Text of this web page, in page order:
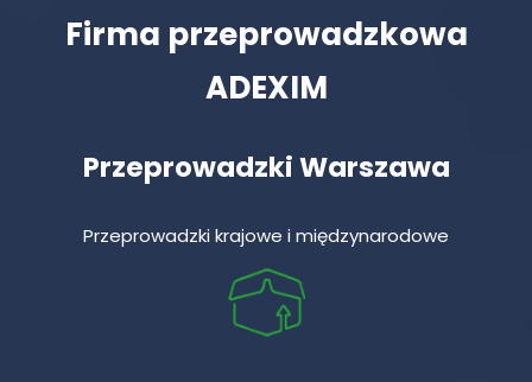
Firma przeprowadzkowa
ADEXIM
Przeprowadzki Warszawa
Przeprowadzki krajowe i międzynarodowe